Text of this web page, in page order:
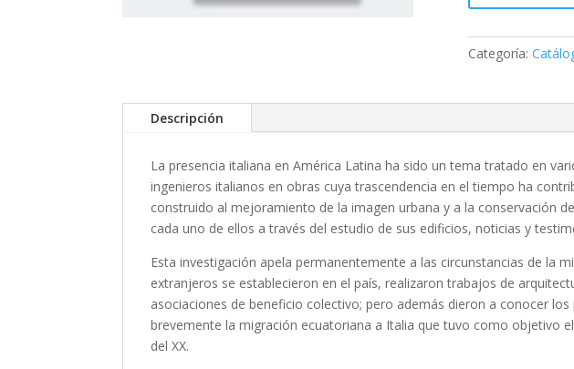
Categoría:
Descripción
La presencia italiana en América Latina ha sido un tema tratado en
ingenieros italianos en obras cuya trascendencia en el tiempo ha
construido al mejoramiento de la imagen urbana y a la conservación
cada uno de ellos a través del estudio de sus edificios, noticias y
Esta investigación apela permanentemente a las circunstancias de la
extranjeros se establecieron en el país, realizaron trabajos de
asociaciones de beneficio colectivo; pero además dieron a conocer
brevemente la migración ecuatoriana a Italia que tuvo como objetivo
del XX.